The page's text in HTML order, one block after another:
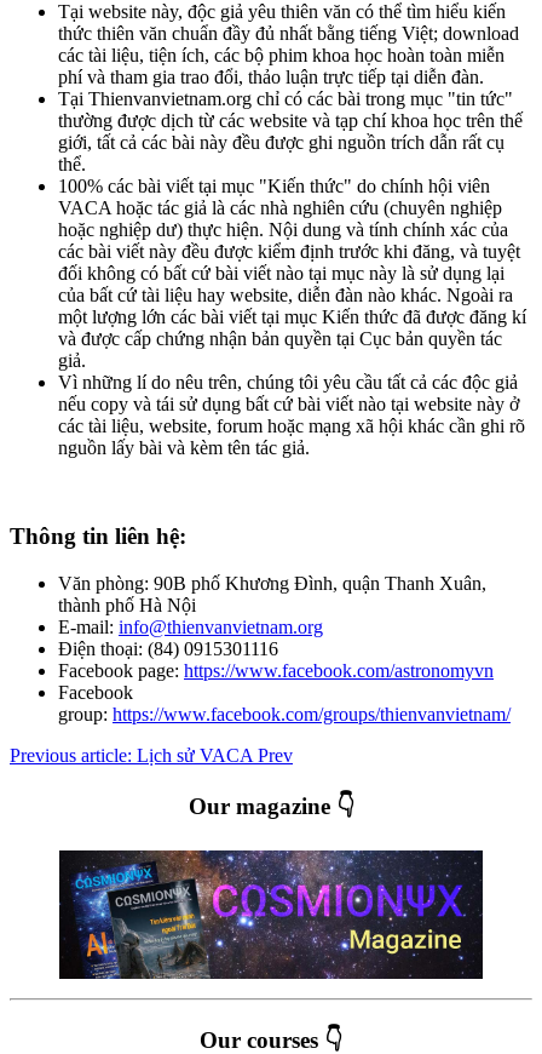
Tại website này, độc giả yêu thiên văn có thể tìm hiểu kiến
thức thiên văn chuẩn đầy đủ nhất bằng tiếng Việt; download
các tài liệu, tiện ích, các bộ phim khoa học hoàn toàn miễn
phí và tham gia trao đổi, thảo luận trực tiếp tại diễn đàn.
Tại Thienvanvietnam.org chỉ có các bài trong mục "tin tức"
thường được dịch từ các website và tạp chí khoa học trên thế
giới, tất cả các bài này đều được ghi nguồn trích dẫn rất cụ
thể.
100% các bài viết tại mục "Kiến thức" do chính hội viên
VACA hoặc tác giả là các nhà nghiên cứu (chuyên nghiệp
hoặc nghiệp dư) thực hiện. Nội dung và tính chính xác của
các bài viết này đều được kiểm định trước khi đăng, và tuyệt
đối không có bất cứ bài viết nào tại mục này là sử dụng lại
của bất cứ tài liệu hay website, diễn đàn nào khác. Ngoài ra
một lượng lớn các bài viết tại mục Kiến thức đã được đăng kí
và được cấp chứng nhận bản quyền tại Cục bản quyền tác
giả.
Vì những lí do nêu trên, chúng tôi yêu cầu tất cả các độc giả
nếu copy và tái sử dụng bất cứ bài viết nào tại website này ở
các tài liệu, website, forum hoặc mạng xã hội khác cần ghi rõ
nguồn lấy bài và kèm tên tác giả.
Thông tin liên hệ:
Văn phòng: 90B phố Khương Đình, quận Thanh Xuân,
thành phố Hà Nội
E-mail: info@thienvanvietnam.org
Điện thoại: (84) 0915301116
Facebook page: https://www.facebook.com/astronomyvn
Facebook
group: https://www.facebook.com/groups/thienvanvietnam/
Previous article: Lịch sử VACA Prev
Our magazine 👇
Our courses 👇